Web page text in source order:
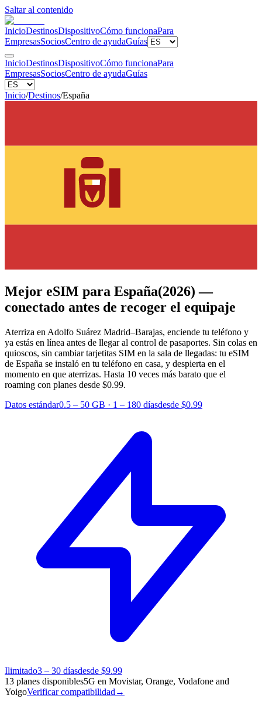
Saltar al contenido
InicioDestinosDispositivoCómo funcionaPara
EmpresasSociosCentro de ayudaGuías
InicioDestinosDispositivoCómo funcionaPara
EmpresasSociosCentro de ayudaGuías
Inicio/Destinos/España
Mejor eSIM para España(2026) —
conectado antes de recoger el equipaje
Aterriza en Adolfo Suárez Madrid–Barajas, enciende tu teléfono y
ya estás en línea antes de llegar al control de pasaportes. Sin colas en
quioscos, sin cambiar tarjetitas SIM en la sala de llegadas: tu eSIM
de España se instaló en tu teléfono en casa, y despierta en el
momento en que aterrizas. Hasta 10 veces más barato que el
roaming con planes desde $0.99.
Datos estándar0.5 – 50 GB · 1 – 180 díasdesde $0.99
Ilimitado3 – 30 díasdesde $9.99
13 planes disponibles5G en Movistar, Orange, Vodafone and
YoigoVerificar compatibilidad →